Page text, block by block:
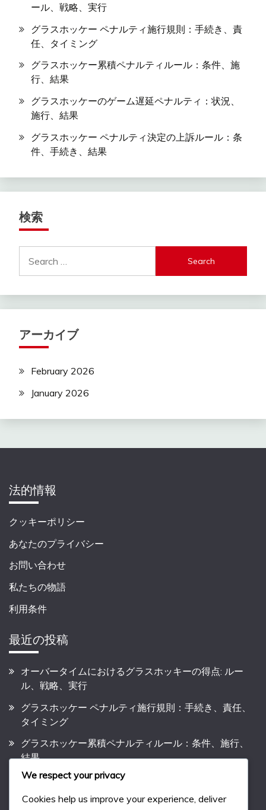
ール、戦略、実行
グラスホッケー ペナルティ施行規則：手続き、責
任、タイミング
グラスホッケー累積ペナルティルール：条件、施
行、結果
グラスホッケーのゲーム遅延ペナルティ：状況、
施行、結果
グラスホッケー ペナルティ決定の上訴ルール：条
件、手続き、結果
検索
for:
アーカイブ
February 2026
January 2026
法的情報
クッキーポリシー
あなたのプライバシー
お問い合わせ
私たちの物語
利用条件
最近の投稿
オーバータイムにおけるグラスホッキーの得点: ルー
ル、戦略、実行
グラスホッケー ペナルティ施行規則：手続き、責任、
タイミング
グラスホッケー累積ペナルティルール：条件、施行、
結果
グラスホッケーのゲーム遅延ペナルティ：状況、施
行、結果
We respect your privacy
Cookies help us improve your experience, deliver